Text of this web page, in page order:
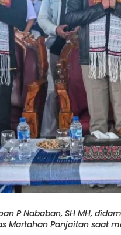
P Nababan, SH MH,
Martahan Panjaitan saat